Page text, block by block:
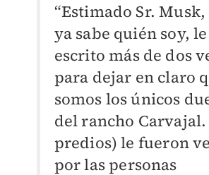
“Estimado Sr.
ya sabe quién soy,
escrito más de dos
para dejar en claro
somos los únicos
del rancho
predios) le fueron
por las personas